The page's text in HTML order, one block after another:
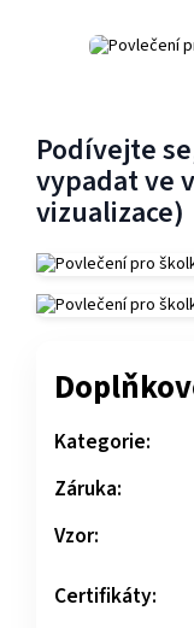
Podívejte
vypadat ve
vizualizace)
Kategorie:
Záruka:
Vzor:
Certifikáty: